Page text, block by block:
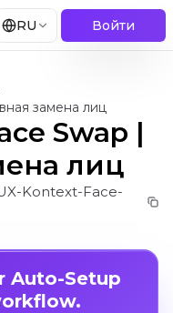
RU Войти
замена лиц
Swap |
лиц
Kontext-Face-
Auto-Setup